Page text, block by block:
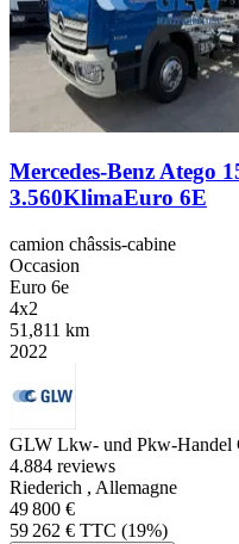
Mercedes-Benz Atego
3.560KlimaEuro 6E
camion châssis-cabine
Occasion
Euro 6e
4x2
51,811 km
2022
GLW Lkw- und Pkw-Handel
4.884 reviews
Riederich , Allemagne
49 800 €
59 262 € TTC (19%)